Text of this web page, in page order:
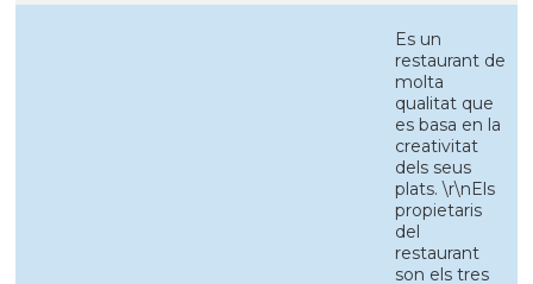
Es un
restaurant de
molta
qualitat que
es basa en la
creativitat
dels seus
plats. \r\nEls
propietaris
del
restaurant
son els tres